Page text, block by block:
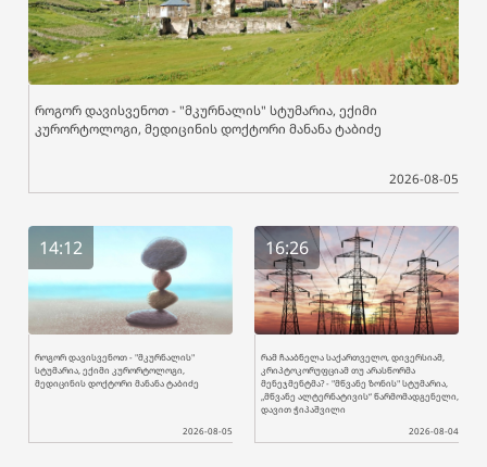
როგორ დავისვენოთ - "მკურნალის" სტუმარია, ექიმი
კურორტოლოგი, მედიცინის დოქტორი მანანა ტაბიძე
2026-08-05
14:12
როგორ დავისვენოთ - "მკურნალის"
სტუმარია, ექიმი კურორტოლოგი,
მედიცინის დოქტორი მანანა ტაბიძე
2026-08-05
16:26
რამ ჩააბნელა საქართველო, დივერსიამ,
კრიპტოკორუფციამ თუ არასწორმა
მენეჯმენტმა? - "მწვანე ზონის" სტუმარია,
„მწვანე ალტერნატივის“ წარმომადგენელი,
დავით ჭიპაშვილი
2026-08-04